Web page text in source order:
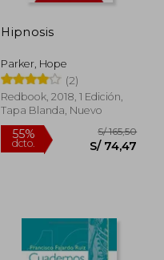
Hipnosis
Parker, Hope
(2)
Redbook, 2018, 1 Edición,
Tapa Blanda, Nuevo